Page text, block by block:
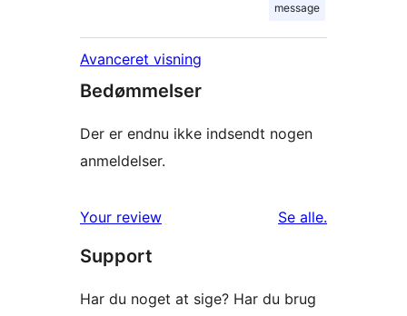
message
Avanceret visning
Bedømmelser
Der er endnu ikke indsendt nogen
anmeldelser.
Your review Se alleanmeldelser
.
Support
Har du noget at sige? Har du brug